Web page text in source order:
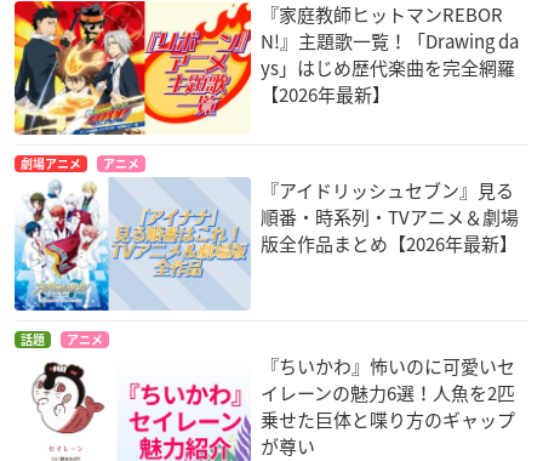
『家庭教師ヒットマンREBOR
N!』主題歌一覧！「Drawing da
ys」はじめ歴代楽曲を完全網羅
【2026年最新】
劇場アニメ アニメ
『アイドリッシュセブン』見る
順番・時系列・TVアニメ＆劇場
版全作品まとめ【2026年最新】
話題 アニメ
『ちいかわ』怖いのに可愛いセ
イレーンの魅力6選！人魚を2匹
乗せた巨体と喋り方のギャップ
が尊い